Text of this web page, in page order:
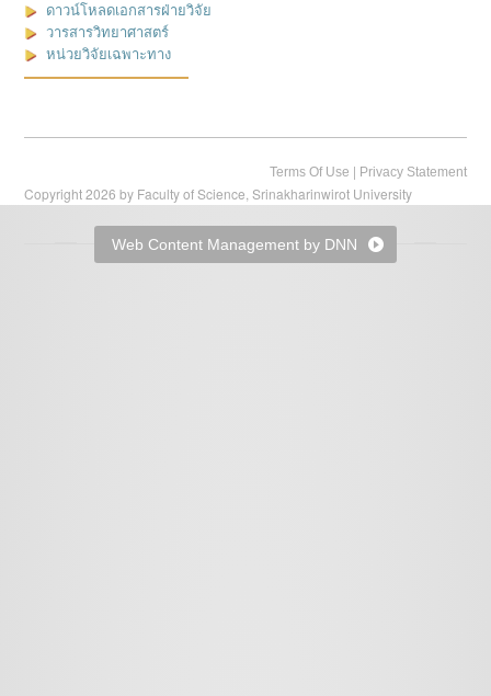
ดาวน์โหลดเอกสารฝ่ายวิจัย
วารสารวิทยาศาสตร์
หน่วยวิจัยเฉพาะทาง
Terms Of Use | Privacy Statement
Copyright 2026 by Faculty of Science, Srinakharinwirot University
Web Content Management by DNN